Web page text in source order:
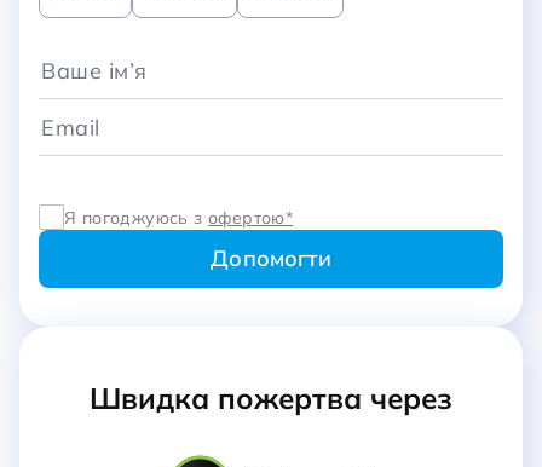
Я погоджуюсь зофертою*
Швидка пожертва через